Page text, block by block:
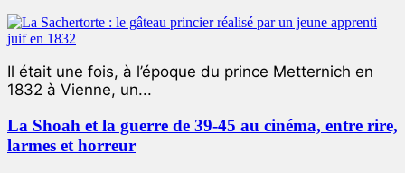
Il était une fois, à l’époque du prince Metternich en
1832 à Vienne, un...
La Shoah et la guerre de 39-45 au cinéma, entre rire,
larmes et horreur